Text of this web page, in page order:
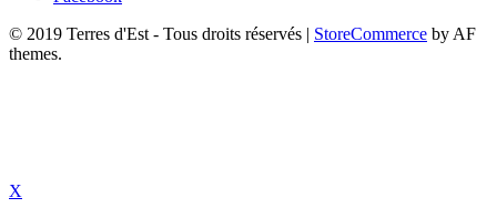
© 2019 Terres d'Est - Tous droits réservés
StoreCommerce by AF
themes.
X